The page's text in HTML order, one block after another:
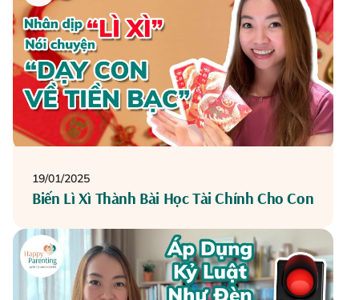
19/01/2025
Biến Lì Xì Thành Bài Học Tài Chính Cho Con